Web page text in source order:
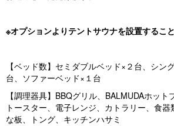
※オプションよりテントサウナを設置するこ
【ベッド数】セミダブルベッド×２台、シン
台、ソファーベッド×１台
【調理器具】BBQグリル、BALMUDAホット
トースター、電子レンジ、カトラリー、食
な板、トング、キッチンハサミ